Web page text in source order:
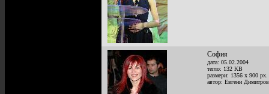
София
дата: 05.02.2004
тегло: 132 KB
размери: 1356 x 900 px.
автор: Евгени Димитров